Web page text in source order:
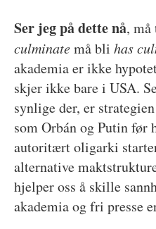
Ser jeg på dette nå, må
culminatemå bli has
akademia er ikke
skjer ikke bare i USA.
synlige der, er
som Orbán og Putin før
autoritært oligarki
alternative
hjelper oss å skille
akademia og fri presse